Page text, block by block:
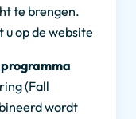
te brengen.
op de website
(Fall
wordt